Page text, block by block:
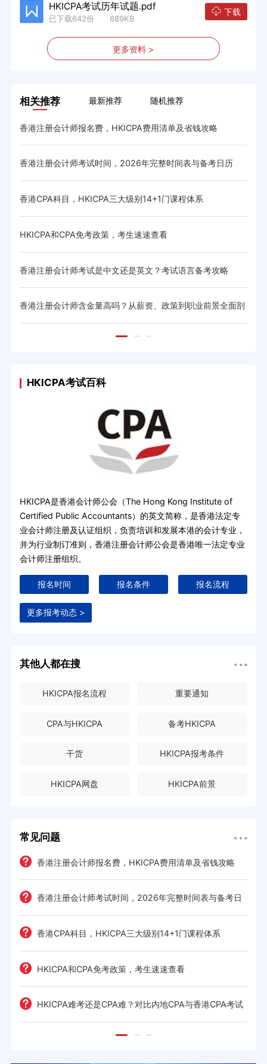
HKICPA考试历年试题.pdf
已下载642份 689KB
下载
更多资料 >
相关推荐 最新推荐 随机推荐
香港注册会计师报名费，HKICPA费用清单及省钱攻略
香港注册会计师考试时间，2026年完整时间表与备考日历
香港CPA科目，HKICPA三大级别14+1门课程体系
HKICPA和CPA免考政策，考生速速查看
香港注册会计师考试是中文还是英文？考试语言备考攻略
香港注册会计师含金量高吗？从薪资、政策到职业前景全面剖
HKICPA考试百科
HKICPA是香港会计师公会（The Hong Kong Institute of
Certified Public Accountants）的英文简称，是香港法定专
业会计师注册及认证组织，负责培训和发展本港的会计专业，
并为行业制订准则，香港注册会计师公会是香港唯一法定专业
会计师注册组织。
报名时间 报名条件 报名流程
更多报考动态 >
其他人都在搜
HKICPA报名流程 重要通知
CPA与HKICPA 备考HKICPA
干货 HKICPA报考条件
HKICPA网盘 HKICPA前景
常见问题
香港注册会计师报名费，HKICPA费用清单及省钱攻略
香港注册会计师考试时间，2026年完整时间表与备考日
历 香港CPA科目，HKICPA三大级别14+1门课程体系
HKICPA和CPA免考政策，考生速速查看
HKICPA难考还是CPA难？对比内地CPA与香港CPA考试